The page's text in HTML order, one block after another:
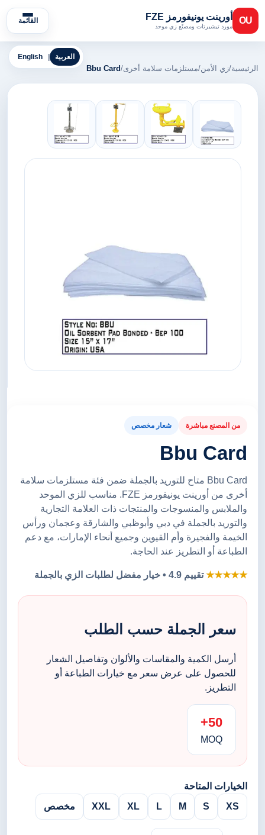
OU أورينت يونيفورمز FZE
مورد تيشيرتات ومصنّع زي موحد
القائمة
English العربية
الرئيسية/زي الأمن/مستلزمات سلامة أخرى/
Bbu Card
من المصنع مباشرة شعار مخصص
Bbu Card
Bbu Card متاح للتوريد بالجملة ضمن فئة مستلزمات سلامة
أخرى من أورينت يونيفورمز FZE. مناسب للزي الموحد
والملابس والمنسوجات والمنتجات ذات العلامة التجارية
والتوريد بالجملة في دبي وأبوظبي والشارقة وعجمان ورأس
الخيمة والفجيرة وأم القيوين وجميع أنحاء الإمارات، مع دعم
الطباعة أو التطريز عند الحاجة.
★★★★★تقييم 4.9 • خيار مفضل لطلبات الزي بالجملة
سعر الجملة حسب الطلب
أرسل الكمية والمقاسات والألوان وتفاصيل الشعار
للحصول على عرض سعر مع خيارات الطباعة أو
التطريز.
50+
MOQ
الخيارات المتاحة
XS
S
M
L
XL
XXL مخصص